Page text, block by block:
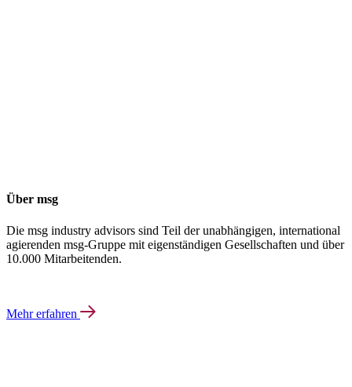
Über msg
Die msg industry advisors sind Teil der unabhängigen, international
agierenden msg-Gruppe mit eigenständigen Gesellschaften und über
10.000 Mitarbeitenden.
Mehr erfahren